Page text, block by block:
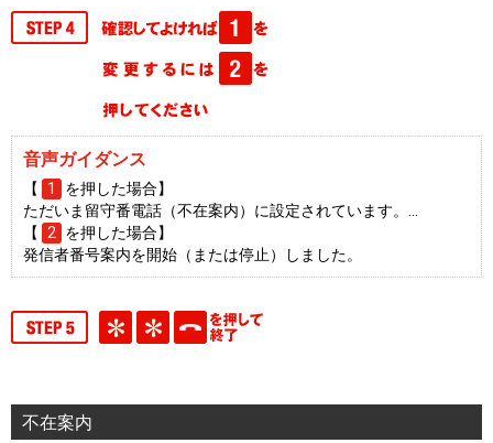
音声ガイダンス
【 1
を押した場合】
ただいま留守番電話（不在案内）に設定されています。…
【
2
を押した場合】
発信者番号案内を開始（または停止）しました。
不在案内